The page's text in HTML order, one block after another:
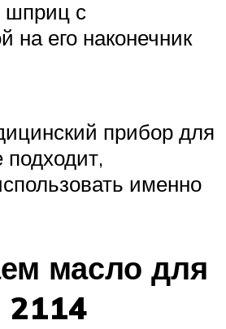
шприц с
на его наконечник
прибор для
подходит,
именно
масло для